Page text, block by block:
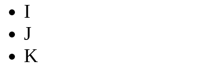
I
J
K